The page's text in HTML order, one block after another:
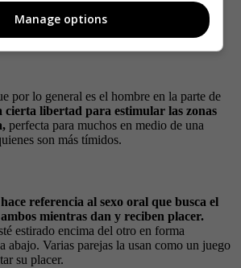
en la cama? Con esta postura lo podrá
por lo general es el hombre en la parte de
cierta libertad para estimular las zonas
perfecta para muchos en medio de una
son más tímidos.
referencia al sexo oral que busca el
mientras dan y reciben placer.
estirado encima del otro en forma
abajo. Varias parejas la usan como un juego
su placer.
Manage options